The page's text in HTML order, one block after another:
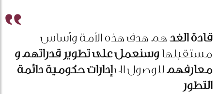
قادة الغدهم هدف هذه الأمة وأساس
مستقبلهاوسنعمل على تطوير قدراتهم و
معارفهمللوصول الىإدارات حكومية دائمة
التطور